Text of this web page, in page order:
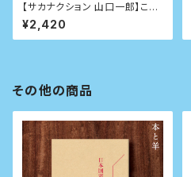
【サカナクション 山口一郎】こと
ば２: 僕自身の訓練のためのノ
ート
¥2,420
その他の商品